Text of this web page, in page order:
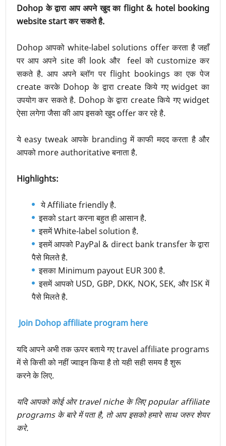
Dohop के द्वारा आप अपने खुद का flight & hotel booking
website start कर सकते है.
Dohop आपको white-label solutions offer करता है जहाँ
पर आप अपने site की look और feel को customize कर
सकते है. आप अपने ब्लॉग पर flight bookings का एक पेज
create करके Dohop के द्वारा create किये गए widget का
उपयोग कर सकते है. Dohop के द्वारा create किये गए widget
ऐसा लगेगा जैसा की आप इसको खुद offer कर रहे है.
ये easy tweak आपके branding में काफी मदद करता है और
आपको more authoritative बनाता है.
Highlights:
ये Affiliate friendly है.
इसको start करना बहुत ही आसान है.
इसमें White-label solution है.
इसमें आपको PayPal & direct bank transfer के द्वारा
पैसे मिलते है.
इसका Minimum payout EUR 300 है.
इसमें आपको USD, GBP, DKK, NOK, SEK, और ISK में
पैसे मिलते है.
Join Dohop affiliate program here
यदि आपने अभी तक ऊपर बताये गए travel affiliate programs
में से किसी को नहीं ज्वाइन किया है तो यही सही समय है शुरू
करने के लिए.
यदि आपको कोई ओर travel niche के लिए popular affiliate
programs के बारे में पता है, तो आप इसको हमारे साथ जरुर शेयर
करे.